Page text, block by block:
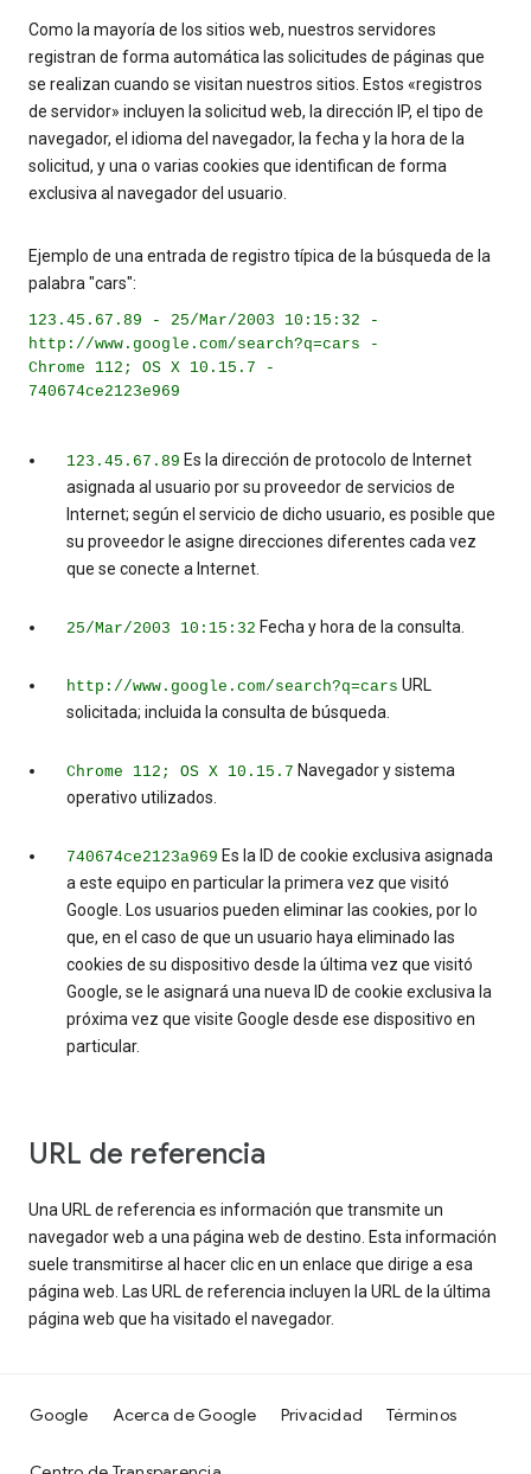
Como la mayoría de los sitios web, nuestros servidores
registran de forma automática las solicitudes de páginas que
se realizan cuando se visitan nuestros sitios. Estos «registros
de servidor» incluyen la solicitud web, la dirección IP, el tipo de
navegador, el idioma del navegador, la fecha y la hora de la
solicitud, y una o varias cookies que identifican de forma
exclusiva al navegador del usuario.
Ejemplo de una entrada de registro típica de la búsqueda de la
palabra "cars":
123.45.67.89 - 25/Mar/2003 10:15:32 -
http://www.google.com/search?q=cars -
Chrome 112; OS X 10.15.7 -
740674ce2123e969
123.45.67.89 Es la dirección de protocolo de Internet
asignada al usuario por su proveedor de servicios de
Internet; según el servicio de dicho usuario, es posible que
su proveedor le asigne direcciones diferentes cada vez
que se conecte a Internet.
25/Mar/2003 10:15:32 Fecha y hora de la consulta.
http://www.google.com/search?q=cars URL
solicitada; incluida la consulta de búsqueda.
Chrome 112; OS X 10.15.7 Navegador y sistema
operativo utilizados.
740674ce2123a969 Es la ID de cookie exclusiva asignada
a este equipo en particular la primera vez que visitó
Google. Los usuarios pueden eliminar las cookies, por lo
que, en el caso de que un usuario haya eliminado las
cookies de su dispositivo desde la última vez que visitó
Google, se le asignará una nueva ID de cookie exclusiva la
próxima vez que visite Google desde ese dispositivo en
particular.
URL de referencia
Una URL de referencia es información que transmite un
navegador web a una página web de destino. Esta información
suele transmitirse al hacer clic en un enlace que dirige a esa
página web. Las URL de referencia incluyen la URL de la última
página web que ha visitado el navegador.
Google Acerca de Google Privacidad Términos